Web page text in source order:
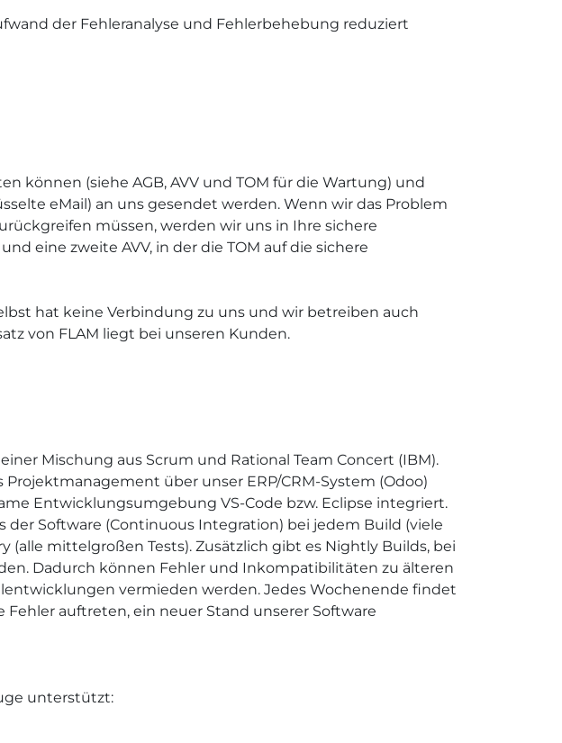
der Fehleranalyse und Fehlerbehebung reduziert
können (siehe AGB, AVV und TOM für die Wartung) und
eMail) an uns gesendet werden. Wenn wir das Problem
müssen, werden wir uns in Ihre sichere
eine zweite AVV, in der die TOM auf die sichere
hat keine Verbindung zu uns und wir betreiben auch
von FLAM liegt bei unseren Kunden.
Mischung aus Scrum und Rational Team Concert (IBM).
über unser ERP/CRM-System (Odoo)
Entwicklungsumgebung VS-Code bzw. Eclipse integriert.
Software (Continuous Integration) bei jedem Build (viele
(alle mittelgroßen Tests). Zusätzlich gibt es Nightly Builds, bei
Dadurch können Fehler und Inkompatibilitäten zu älteren
vermieden werden. Jedes Wochenende findet
auftreten, ein neuer Stand unserer Software
unterstützt: